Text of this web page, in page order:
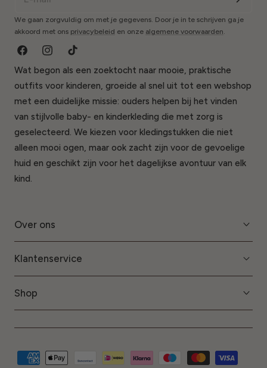
Wat begon als een zoektocht naar mooie, praktische
outfits voor kinderen, groeide al snel uit tot een webshop
met een duidelijke missie: ouders helpen bij het vinden
van stijlvolle baby- en kinderkleding die met zorg is
geselecteerd. We kiezen voor kledingstukken die niet
alleen mooi ogen, maar ook zacht zijn voor de gevoelige
huid en geschikt zijn voor het dagelijkse avontuur van elk
kind.
Over ons
Klantenservice
Shop
We gaan zorgvuldig om met je gegevens. Door je in te schrijven ga je
akkoord met ons privacybeleid en onze algemene voorwaarden.
FacebookInstagram
Tik
Tok
Modes
de